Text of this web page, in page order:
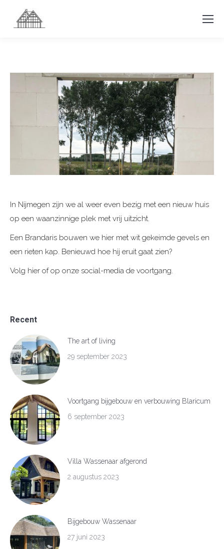
In Nijmegen zijn we al weer even bezig met een nieuw huis
op een waanzinnige plek met vrij uitzicht.
Een Brandaris bouwen we hier met wit gekeimde gevels en
een rieten kap. Benieuwd hoe hij eruit gaat zien?
Volg hier of op onze social-media de voortgang.
Recent
The art of living
29 september 2023
Voortgang bijgebouw en verbouwing Blaricum
6 september 2023
Villa Wassenaar afgerond
2 augustus 2023
Bijgebouw Wassenaar
27 juni 2023